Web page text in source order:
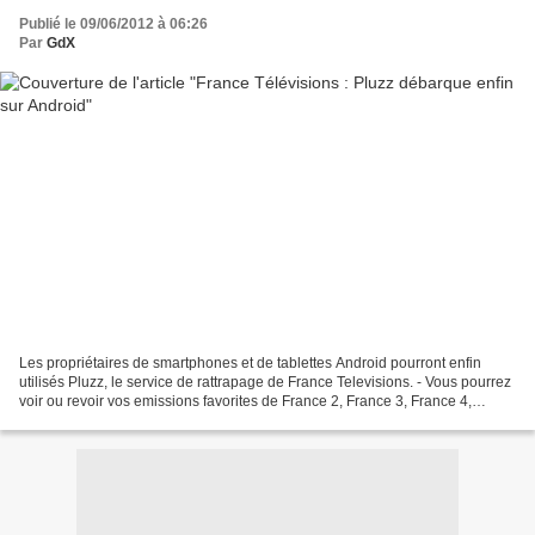
Publié le 09/06/2012 à 06:26
Par GdX
Les propriétaires de smartphones et de tablettes Android pourront enfin
utilisés Pluzz, le service de rattrapage de France Televisions. - Vous pourrez
voir ou revoir vos emissions favorites de France 2, France 3, France 4,